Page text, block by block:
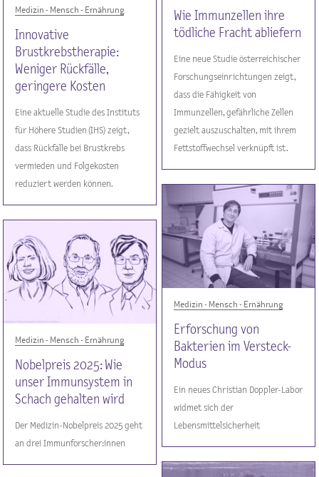
Wie Immunzellen ihre
tödliche Fracht abliefern
Eine neue Studie österreichischer
Forschungseinrichtungen zeigt,
dass die Fähigkeit von
Immunzellen, gefährliche Zellen
gezielt auszuschalten, mit ihrem
Fettstoffwechsel verknüpft ist.
Medizin - Mensch - Ernährung
Innovative
Brustkrebstherapie:
Weniger Rückfälle,
geringere Kosten
Eine aktuelle Studie des Instituts
für Höhere Studien (IHS) zeigt,
dass Rückfälle bei Brustkrebs
vermieden und Folgekosten
reduziert werden können.
Medizin - Mensch - Ernährung
Erforschung von
Bakterien im Versteck-
Modus
Ein neues Christian Doppler-Labor
widmet sich der
Lebensmittelsicherheit
Medizin - Mensch - Ernährung
Nobelpreis 2025: Wie
unser Immunsystem in
Schach gehalten wird
Der Medizin-Nobelpreis 2025 geht
an drei Immunforscher:innen